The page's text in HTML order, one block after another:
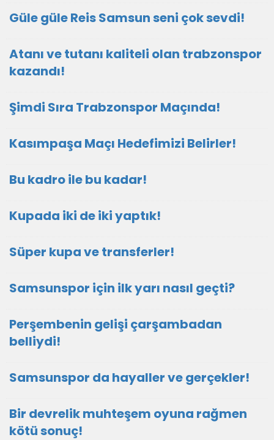
Güle güle Reis Samsun seni çok sevdi!
Atanı ve tutanı kaliteli olan trabzonspor
kazandı!
Şimdi Sıra Trabzonspor Maçında!
Kasımpaşa Maçı Hedefimizi Belirler!
Bu kadro ile bu kadar!
Kupada iki de iki yaptık!
Süper kupa ve transferler!
Samsunspor için ilk yarı nasıl geçti?
Perşembenin gelişi çarşambadan
belliydi!
Samsunspor da hayaller ve gerçekler!
Bir devrelik muhteşem oyuna rağmen
kötü sonuç!